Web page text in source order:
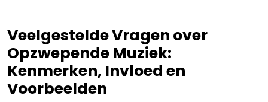
Veelgestelde Vragen over
Opzwepende Muziek:
Kenmerken, Invloed en
Voorbeelden